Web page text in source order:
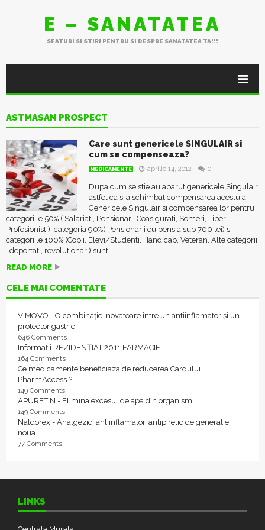
E – SANATATEA
SFATURI SI STIRI PENTRU SI DESPRE SANATATEA TA!!!
ASTMASAN PROSPECT
Care sunt genericele SINGULAIR si
cum se compenseaza?
MEDICAMENTE aprilie 14, 2012 0
Dupa cum se stie au aparut genericele Singulair,
astfel ca s-a schimbat compensarea acestuia.
Genericele Singulair si compensarea lor pentru
categoriile 50% ( Salariati, Pensionari, Coasigurati, Someri, Liber
Profesionisti), categoria 90%( Pensionarii cu pensia sub 700 lei) si
categoriile 100% (Copii, Elevi/Studenti, Handicap, Veteran, Alte categorii
: deportati, revolutionari) sunt...
READ MORE
CELE MAI COMENTATE
VIMOVO - O combinație inovatoare între un antiinflamator și un
protector gastric
646 Comments
Informații REZIDENȚIAT 2011 FARMACIE
164 Comments
Ce medicamente beneficiaza de reducerea Cardului
PharmAccess ?
149 Comments
APURETIN - Elimina excesul de apa din organism
149 Comments
Naldorex - Analgezic, antiinflamator, antipiretic de generatie
noua
77 Comments
LINKS